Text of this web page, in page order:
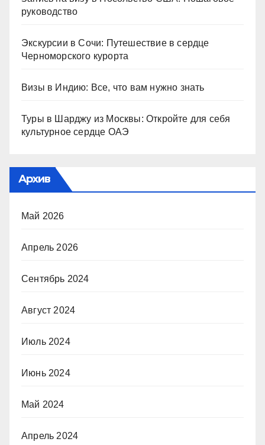
руководство
Экскурсии в Сочи: Путешествие в сердце
Черноморского курорта
Визы в Индию: Все, что вам нужно знать
Туры в Шарджу из Москвы: Откройте для себя
культурное сердце ОАЭ
Архив
Май 2026
Апрель 2026
Сентябрь 2024
Август 2024
Июль 2024
Июнь 2024
Май 2024
Апрель 2024